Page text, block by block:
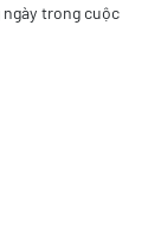
trong cuộc